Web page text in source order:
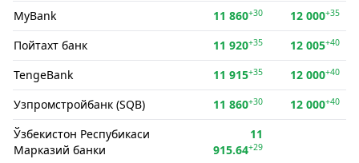
MyBank 11 860+30 12 000+35
Пойтахт банк 11 920+35 12 005+40
TengeBank 11 915+35 12 000+40
Узпромстройбанк (SQB) 11 860+30 12 000+40
Ўзбекистон Респубикаси
Марказий банки
11
915.64+29